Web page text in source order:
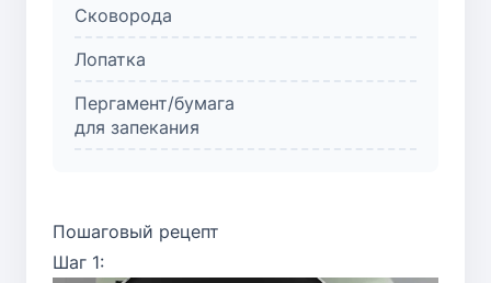
Сковорода
Лопатка
Пергамент/бумага
для запекания
Пошаговый рецепт
Шаг 1: